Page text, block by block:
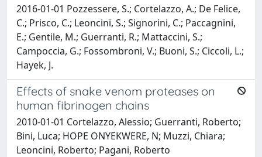
2016-01-01 Pozzessere, S.; Cortelazzo, A.; De Felice,
C.; Prisco, C.; Leoncini, S.; Signorini, C.; Paccagnini,
E.; Gentile, M.; Guerranti, R.; Mattaccini, S.;
Campoccia, G.; Fossombroni, V.; Buoni, S.; Ciccoli, L.;
Hayek, J.
Effects of snake venom proteases on
human fibrinogen chains
2010-01-01 Cortelazzo, Alessio; Guerranti, Roberto;
Bini, Luca; HOPE ONYEKWERE, N; Muzzi, Chiara;
Leoncini, Roberto; Pagani, Roberto